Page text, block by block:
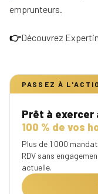
emprunteurs.
👉Découvrez
PASSEZ À
Prêt à exercer
100 % de vos
Plus de 1 000
RDV sans
actuelle.